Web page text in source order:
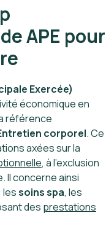
APE pour
Exercée)
économique en
référence
corporel. Ce
axées sur la
, à l’exclusion
Il concerne ainsi
lessoins spa, les
des prestations